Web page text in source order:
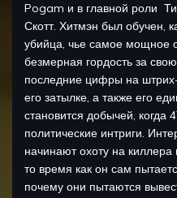
Pogam и в главной роли
Скотт. Хитмэн был обучен,
убийца, чье самое мощное
безмерная гордость за
последние цифры на
его затылке, а также его
становится добычей, когда
политические интриги.
начинают охоту на
то время как он сам
почему они пытаются